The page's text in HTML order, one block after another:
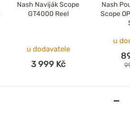
Nash Naviják Scope
GT4000 Reel
u dodavatele
3 999 Kč
Nash
Scope
u